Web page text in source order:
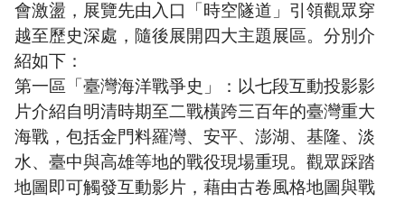
會激盪，展覽先由入口「時空隧道」引領觀眾穿
越至歷史深處，隨後展開四大主題展區。分別介
紹如下：
第一區「臺灣海洋戰爭史」：以七段互動投影影
片介紹自明清時期至二戰橫跨三百年的臺灣重大
海戰，包括金門料羅灣、安平、澎湖、基隆、淡
水、臺中與高雄等地的戰役現場重現。觀眾踩踏
地圖即可觸發互動影片，藉由古卷風格地圖與戰